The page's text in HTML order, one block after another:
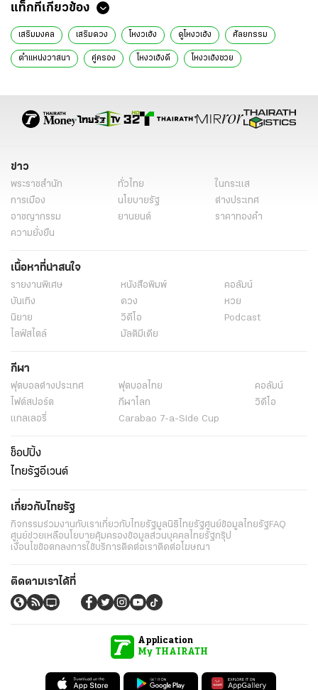
แท็กที่เกี่ยวข้อง
เสริมมงคล เสริมดวง โหงวเฮ้ง ดูโหงวเฮ้ง ศัลยกรรม
ตำแหน่งวาสนา คู่ครอง โหงวเฮ้งดี โหงวเฮ้งซวย
ข่าว
พระราชสำนัก ทั่วไทย
ในกระแส
การเมือง
นโยบายรัฐ
ต่างประเทศ
อาชญากรรม
ยานยนต์
ราคาทองคำ
ความยั่งยืน
เนื้อหาที่น่าสนใจ
รายงานพิเศษ หนังสือพิมพ์
คอลัมน์
บันเทิง
ดวง
หวย
นิยาย
วิดีโอ
Podcast
ไลฟ์สไตล์
มัลติมีเดีย
กีฬา
ฟุตบอลต่่างประเทศ ฟุตบอลไทย
คอลัมน์
ไฟต์สปอร์ต
กีฬาโลก
วิดีโอ
แกลเลอรี่
Carabao 7-a-Side Cup
ช็อปปิ้ง
ไทยรัฐอีเวนต์
เกี่ยวกับไทยรัฐ
กิจกรรมร่วมงานกับเราเกี่ยวกับไทยรัฐมูลนิธิไทยรัฐศูนย์ข้อมูลไทยรัฐFAQ
ศูนย์ช่วยเหลือนโยบายคุ้มครองข้อมูลส่วนบุคคลไทยรัฐกรุ๊ป
เงื่อนไขข้อตกลงการใช้บริการติดต่อเราติดต่อโฆษณา
ติดตามเราได้ที่
Application
My THAIRATH